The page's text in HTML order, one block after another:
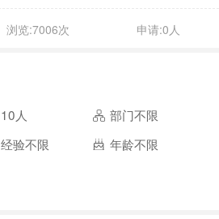
浏览:7006次 申请:0人
10人
部门不限
经验不限 年龄不限